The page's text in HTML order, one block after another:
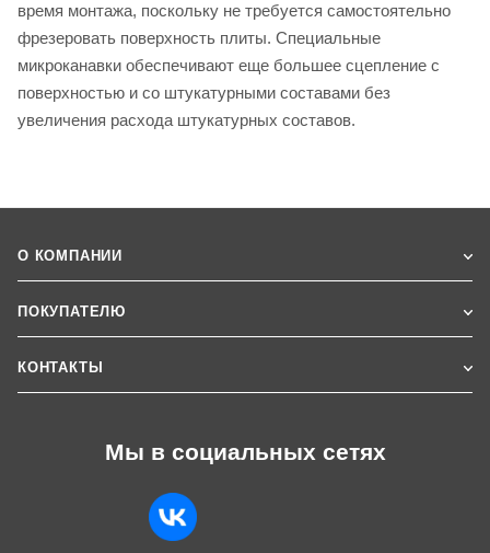
время монтажа, поскольку не требуется самостоятельно
фрезеровать поверхность плиты. Специальные
микроканавки обеспечивают еще большее сцепление с
поверхностью и со штукатурными составами без
увеличения расхода штукатурных составов.
О КОМПАНИИ
ПОКУПАТЕЛЮ
КОНТАКТЫ
Мы в социальных сетях